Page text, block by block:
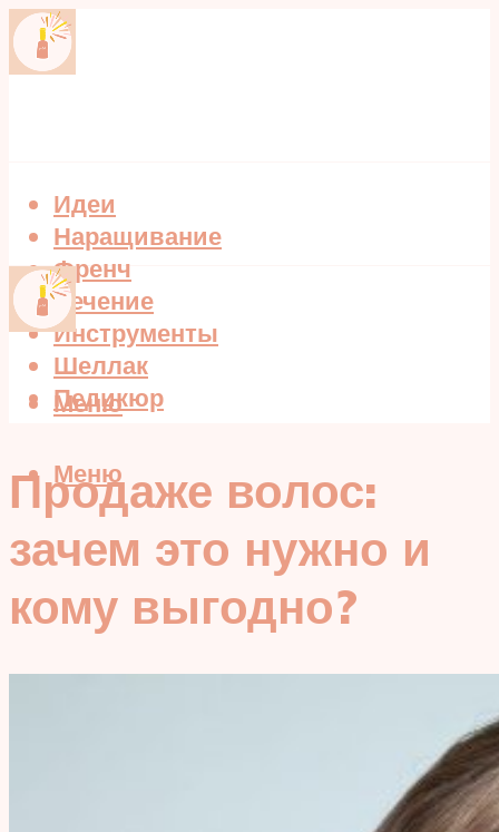
Идеи
Наращивание
Френч
Лечение
Инструменты
Шеллак
Педикюр
Меню
Меню
Продаже волос:
зачем это нужно и
кому выгодно?